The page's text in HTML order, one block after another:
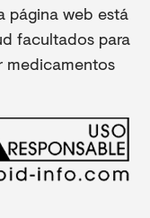
página web está
facultados para
medicamentos